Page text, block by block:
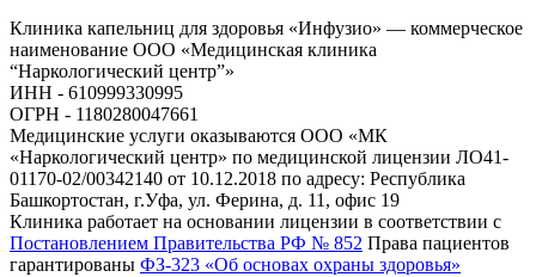
Клиника капельниц для здоровья «Инфузио» — коммерческое
наименование ООО «Медицинская клиника
“Наркологический центр”»
ИНН - 610999330995
ОГРН - 1180280047661
Медицинские услуги оказываются ООО «МК
«Наркологический центр» по медицинской лицензии ЛО41-
01170-02/00342140 от 10.12.2018 по адресу: Республика
Башкортостан, г.Уфа, ул. Ферина, д. 11, офис 19
Клиника работает на основании лицензии в соответствии с
Постановлением Правительства РФ № 852 Права пациентов
гарантированы ФЗ-323 «Об основах охраны здоровья»